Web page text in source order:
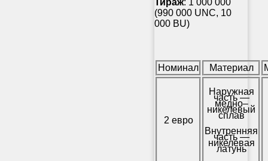
Тираж: 1 000 000
(990 000 UNC, 10
000 BU)
Номинал Материал
2 евро
Наружная
часть —
медно–
никелевый
сплав
Внутренняя
часть —
никелевая
латунь